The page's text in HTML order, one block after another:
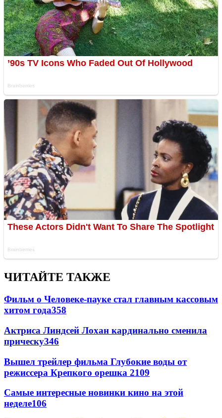
ЧИТАЙТЕ ТАКЖЕ
Фильм о Человеке-пауке стал главным кассовым
хитом года358
Актриса Линдсей Лохан кардинально сменила
прическу346
Вышел трейлер фильма Глубокие воды от
режиссера Крепкого орешка 2109
Самые интересные новинки кино на этой
неделе106